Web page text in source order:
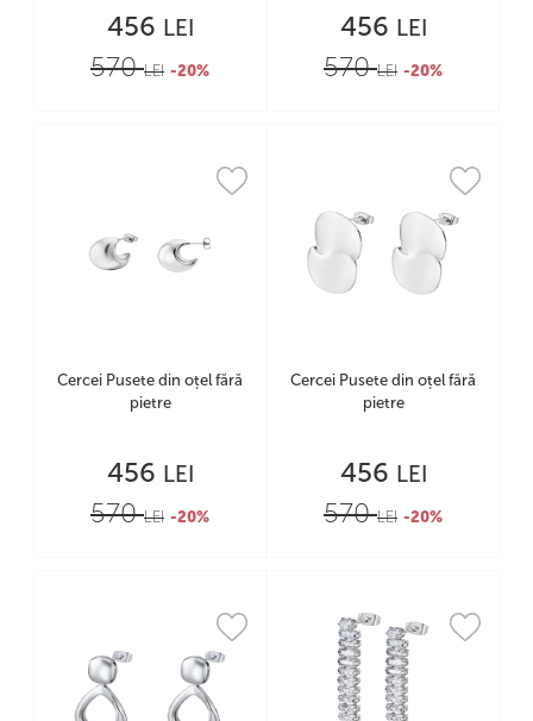
456 LEI
570LEI -20%
456 LEI
570LEI -20%
Cercei Pusete din oțel fără
pietre
456 LEI
570LEI -20%
Cercei Pusete din oțel fără
pietre
456 LEI
570LEI -20%